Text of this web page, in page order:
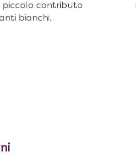
contributo
bianchi.